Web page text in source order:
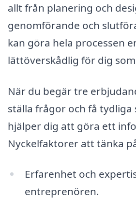
allt från planering och
genomförande och
kan göra hela processen
lättöverskådlig för dig
När du begär tre
ställa frågor och få tydliga
hjälper dig att göra ett
Nyckelfaktorer att tänka
Erfarenhet och
entreprenören.